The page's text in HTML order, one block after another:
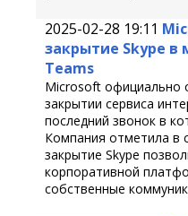
2025-02-28 19:11
закрытие Skype в
Teams
Microsoft официально
закрытии сервиса
последний звонок в
Компания отметила в
закрытие Skype
корпоративной
собственные